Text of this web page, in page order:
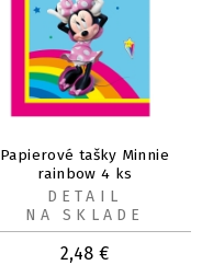
Papierové tašky Minnie
rainbow 4 ks
2,48 €
DETAIL
NA SKLADE